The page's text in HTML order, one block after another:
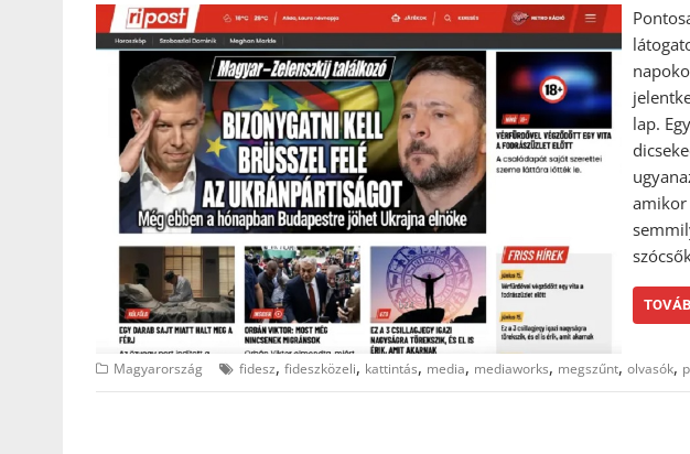
lap.
amikor
Magyarország fidesz, fideszközeli, kattintás, media, mediaworks, megszűnt, olvasók,